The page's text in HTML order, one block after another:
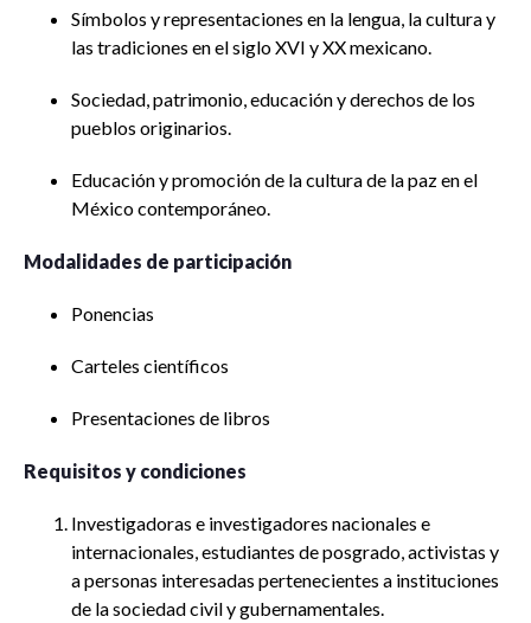
Símbolos y representaciones en la lengua, la cultura y
las tradiciones en el siglo XVI y XX mexicano.
Sociedad, patrimonio, educación y derechos de los
pueblos originarios.
Educación y promoción de la cultura de la paz en el
México contemporáneo.
Modalidades de participación
Ponencias
Carteles científicos
Presentaciones de libros
Requisitos y condiciones
Investigadoras e investigadores nacionales e
internacionales, estudiantes de posgrado, activistas y
a personas interesadas pertenecientes a instituciones
de la sociedad civil y gubernamentales.